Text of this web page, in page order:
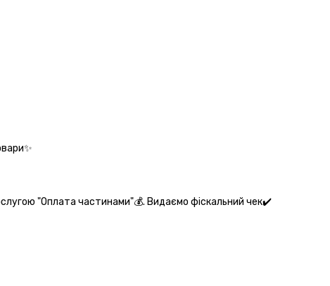
"Оплата частинами"💰. Видаємо фіскальний чек✔️